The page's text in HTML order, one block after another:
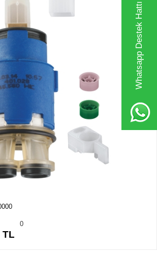
Whatsapp Destek Hattı
TL
0